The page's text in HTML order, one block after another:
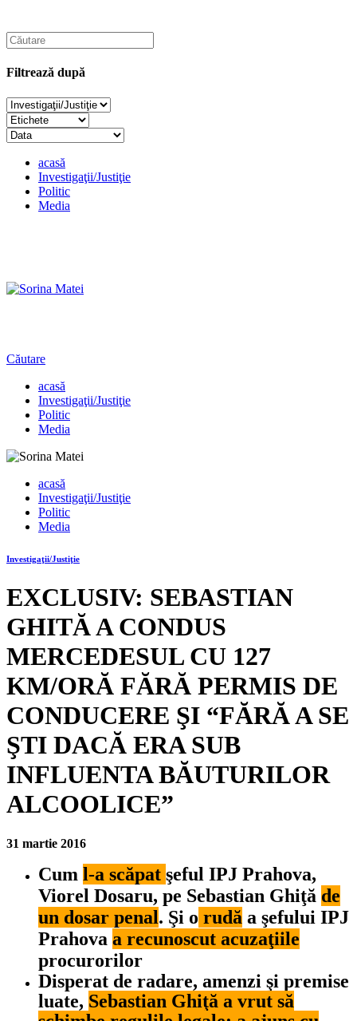
Filtrează după
acasă
Investigaţii/Justiţie
Politic
Media
Căutare
acasă
Investigaţii/Justiţie
Politic
Media
acasă
Investigaţii/Justiţie
Politic
Media
Investigaţii/Justiţie
EXCLUSIV: SEBASTIAN
GHITĂ A CONDUS
MERCEDESUL CU 127
KM/ORĂ FĂRĂ PERMIS DE
CONDUCERE ŞI “FĂRĂ A SE
ŞTI DACĂ ERA SUB
INFLUENTA BĂUTURILOR
ALCOOLICE”
31 martie 2016
Cum l-a scăpat şeful IPJ Prahova,
Viorel Dosaru, pe Sebastian Ghiţă de
un dosar penal. Şi o rudă a şefului IPJ
Prahova a recunoscut acuzaţiile
procurorilor
Disperat de radare, amenzi şi premise
luate, Sebastian Ghiţă a vrut să